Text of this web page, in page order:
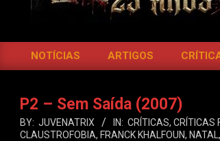
BOCA
DO
Primary
Menu
NOTÍCIAS ARTIGOS
P2 – Sem Saída (2007)
BY: JUVENATRIX IN: CRÍTICAS, CRÍTICAS
CLAUSTROFOBIA, FRANCK KHALFOUN, NATAL ,